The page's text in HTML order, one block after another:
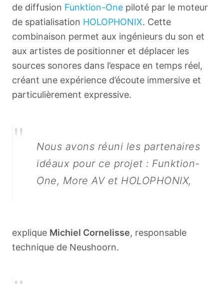
de diffusion Funktion-One piloté par le moteur
de spatialisation HOLOPHONIX. Cette
combinaison permet aux ingénieurs du son et
aux artistes de positionner et déplacer les
sources sonores dans l’espace en temps réel,
créant une expérience d’écoute immersive et
particulièrement expressive.
"
Nous avons réuni les partenaires
idéaux pour ce projet : Funktion-
One, More AV et HOLOPHONIX,
explique Michiel Cornelisse, responsable
technique de Neushoorn.